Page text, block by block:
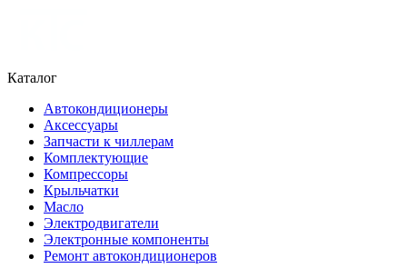
Каталог
Автокондиционеры
Аксессуары
Запчасти к чиллерам
Комплектующие
Компрессоры
Крыльчатки
Масло
Электродвигатели
Электронные компоненты
Ремонт автокондиционеров